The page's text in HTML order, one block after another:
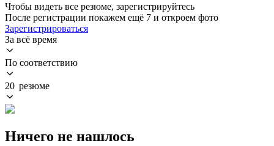
Чтобы видеть все резюме, зарегистрируйтесь
После регистрации покажем ещё 7 и откроем фото
Зарегистрироваться
За всё время
По соответствию
20 резюме
Ничего не нашлось